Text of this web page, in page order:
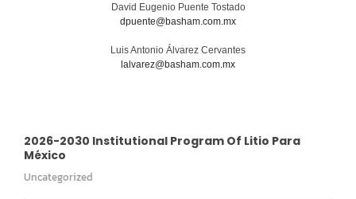
David Eugenio Puente Tostado
dpuente@basham.com.mx
Luis Antonio Álvarez Cervantes
lalvarez@basham.com.mx
2026-2030 Institutional Program Of Litio Para
México
Uncategorized